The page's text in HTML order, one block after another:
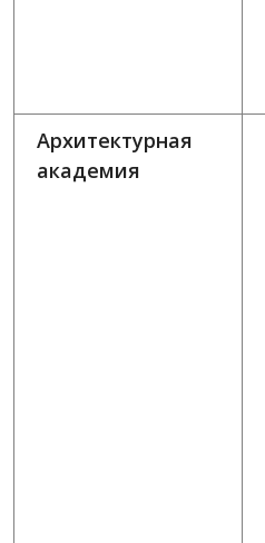
Архитектурная
академия